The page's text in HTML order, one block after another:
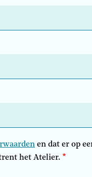
en dat er op
het Atelier.